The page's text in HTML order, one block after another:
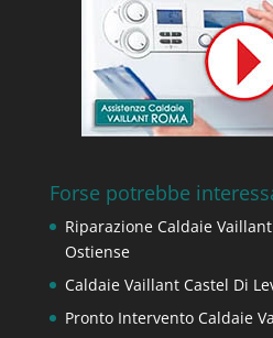
Forse potrebbe
Riparazione Caldaie
Ostiense
Caldaie Vaillant Castel Di
Pronto Intervento Caldaie